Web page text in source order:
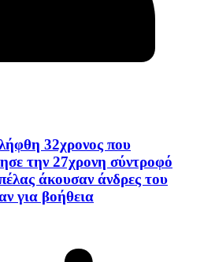
32χρονος που
την 27χρονη σύντροφό
άκουσαν άνδρες του
για βοήθεια